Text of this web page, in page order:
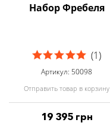
Набор Фребеля
(1)
Артикул: 50098
Отправить товар в корзину
19 395 грн